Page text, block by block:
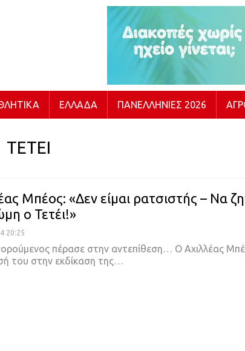
ΕΛΛΆΔΑ ΠΑΝΕΛΛΉΝΙΕΣ 2026
ΤΕΤΕΙ
Μπέος: «Δεν είμαι ρατσιστής – Να
ο Τετέι!»
20:25
πέρασε στην αντεπίθεση… Ο Αχιλλέας
του στην εκδίκαση της…